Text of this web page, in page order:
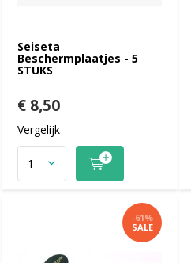
Seiseta
Beschermplaatjes - 5
STUKS
€ 8,50
Vergelijk
-61%
SALE